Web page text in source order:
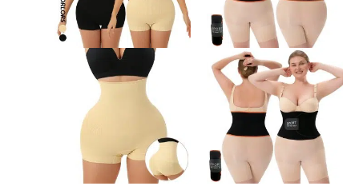
The
options
the
product
page
The
may
be
the
page